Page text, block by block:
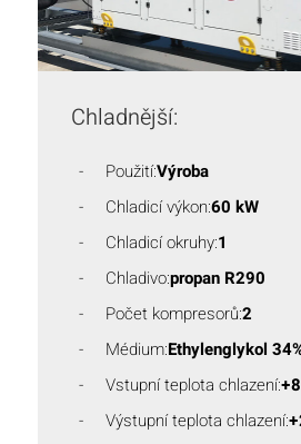
Chladnější:
Použití:Výroba
Chladicí výkon:60 kW
Chladicí okruhy:1
Chladivo:propan R290
Počet kompresorů:2
Médium:Ethylenglykol
Vstupní teplota chlazení:
Výstupní teplota chlazení: